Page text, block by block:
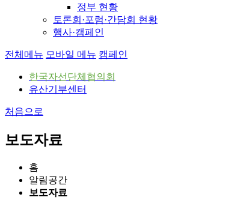
정부 현황
토론회·포럼·간담회 현황
행사·캠페인
전체메뉴 모바일 메뉴 캠페인
한국자선단체협의회
유산기부센터
처음으로
보도자료
홈
알림공간
보도자료